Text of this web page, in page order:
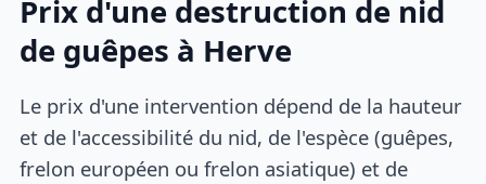
Prix d'une destruction de nid
de guêpes à Herve
Le prix d'une intervention dépend de la hauteur
et de l'accessibilité du nid, de l'espèce (guêpes,
frelon européen ou frelon asiatique) et de